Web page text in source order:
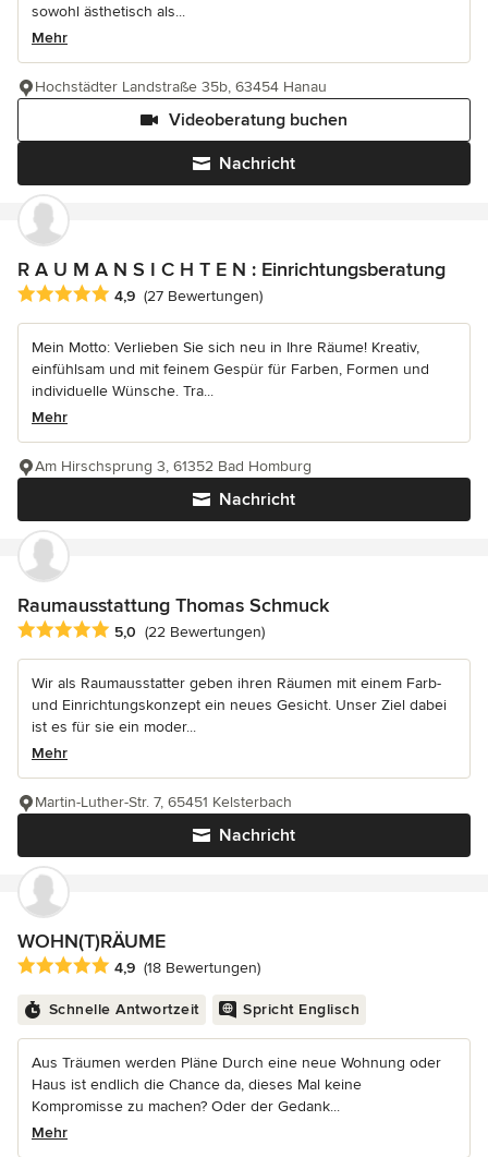
sowohl ästhetisch als...
Mehr
Nachricht
Videoberatung buchen
Hochstädter Landstraße 35b, 63454 Hanau
R A U M A N S I C H T E N : Einrichtungsberatung
Durchschnittliche Bewertung: 4.9 von 5 Sternen
4,9 (27 Bewertungen)
Mein Motto: Verlieben Sie sich neu in Ihre Räume! Kreativ,
einfühlsam und mit feinem Gespür für Farben, Formen und
individuelle Wünsche. Tra...
Mehr
Nachricht
Am Hirschsprung 3, 61352 Bad Homburg
Raumausstattung Thomas Schmuck
Durchschnittliche Bewertung: 5 von 5 Sternen
5,0 (22 Bewertungen)
Wir als Raumausstatter geben ihren Räumen mit einem Farb-
und Einrichtungskonzept ein neues Gesicht. Unser Ziel dabei
ist es für sie ein moder...
Mehr
Nachricht
Martin-Luther-Str. 7, 65451 Kelsterbach
WOHN(T)RÄUME
Durchschnittliche Bewertung: 4.9 von 5 Sternen
4,9 (18 Bewertungen)
Schnelle Antwortzeit Spricht Englisch
Aus Träumen werden Pläne Durch eine neue Wohnung oder
Haus ist endlich die Chance da, dieses Mal keine
Kompromisse zu machen? Oder der Gedank...
Mehr